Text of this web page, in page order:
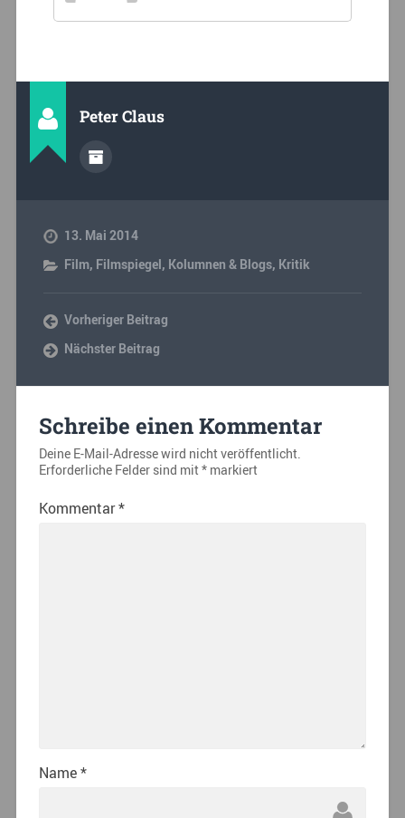
Peter Claus
13. Mai 2014
Film, Filmspiegel, Kolumnen & Blogs, Kritik
Vorheriger Beitrag
Nächster Beitrag
Schreibe einen Kommentar
Deine E-Mail-Adresse wird nicht veröffentlicht.
Erforderliche Felder sind mit*markiert
Kommentar*
Name*